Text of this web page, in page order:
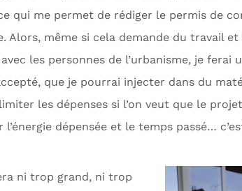
qui me permet de rédiger le permis de
Alors, même si cela demande du travail
les personnes de l’urbanisme, je ferai
que je pourrai injecter dans du
les dépenses si l’on veut que le
l’énergie dépensée et le temps passé…
ni trop grand, ni trop